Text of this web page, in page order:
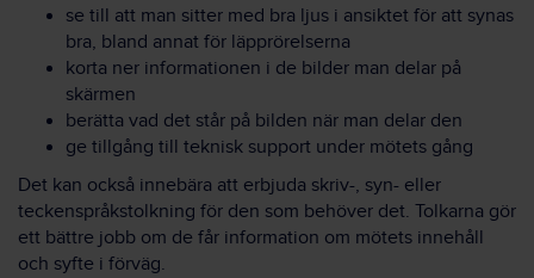
se till att man sitter med bra ljus i ansiktet för att synas
bra, bland annat för läpprörelserna
korta ner informationen i de bilder man delar på
skärmen
berätta vad det står på bilden när man delar den
ge tillgång till teknisk support under mötets gång
Det kan också innebära att erbjuda skriv-, syn- eller
teckenspråkstolkning för den som behöver det. Tolkarna gör
ett bättre jobb om de får information om mötets innehåll
och syfte i förväg.